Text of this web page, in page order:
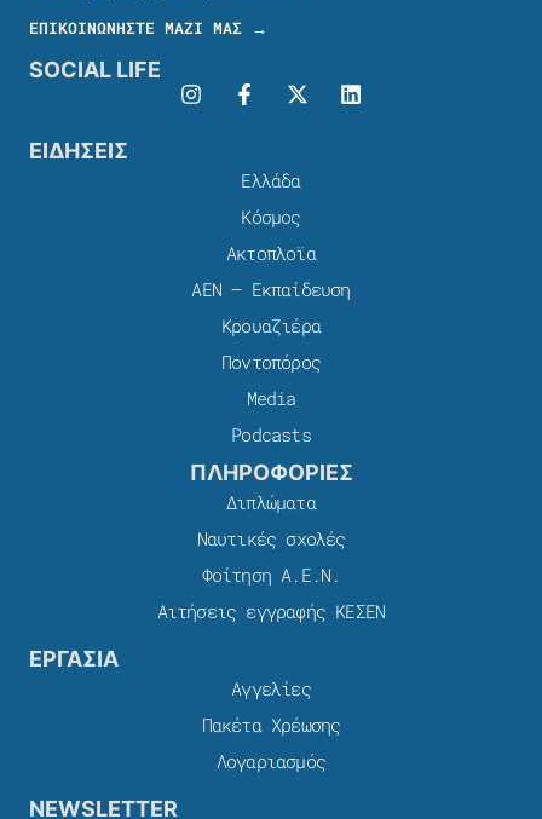
ΕΠΙΚΟΙΝΩΝΗΣΤΕ ΜΑΖΙ ΜΑΣ →
SOCIAL LIFE
ΕΙΔΗΣΕΙΣ
Ελλάδα
Κόσμος
Ακτοπλοϊα
ΑΕΝ – Εκπαίδευση
Κρουαζιέρα
Ποντοπόρος
Media
Podcasts
ΠΛΗΡΟΦΟΡΙΕΣ
Διπλώματα
Ναυτικές σχολές
Φοίτηση Α.Ε.Ν.
Αιτήσεις εγγραφής ΚΕΣΕΝ
ΕΡΓΑΣΙΑ
Αγγελίες
Πακέτα Χρέωσης​
Λογαριασμός
NEWSLETTER